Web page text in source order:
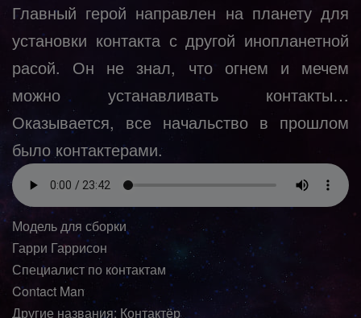
Главный герой направлен на планету для
установки контакта с другой инопланетной
расой. Он не знал, что огнем и мечем
можно устанавливать контакты…
Оказывается, все начальство в прошлом
было контактерами.
Модель для сборки
Гарри Гаррисон
Специалист по контактам
Contact Man
Другие названия: Контактёр